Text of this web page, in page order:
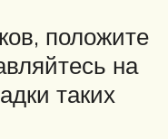
положите
на
таких